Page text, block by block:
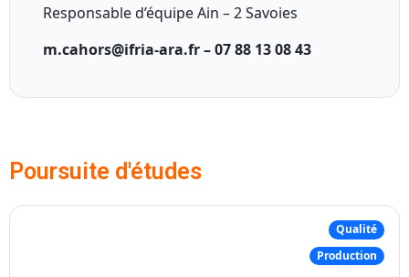
Responsable d’équipe Ain – 2 Savoies
m.cahors@ifria-ara.fr –07 88 13 08 43
Poursuite d'études
Qualité
Production